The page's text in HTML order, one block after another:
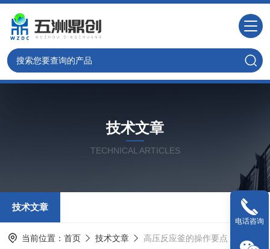
技术文章
TECHNICAL ARTICLES
技术文章
当前位置： 首页 技术文章 高压反应釜的操作要点
电话咨询